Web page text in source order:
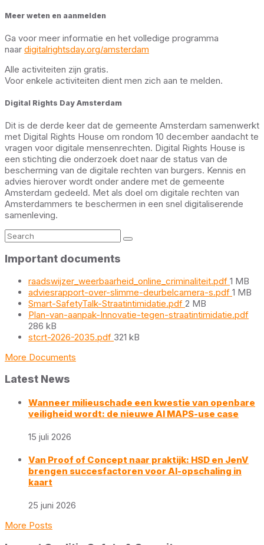
Meer weten en aanmelden
Ga voor meer informatie en het volledige programma
naar digitalrightsday.org/amsterdam
Alle activiteiten zijn gratis.
Voor enkele activiteiten dient men zich aan te melden.
Digital Rights Day Amsterdam
Dit is de derde keer dat de gemeente Amsterdam samenwerkt
met Digital Rights House om rondom 10 december aandacht te
vragen voor digitale mensenrechten. Digital Rights House is
een stichting die onderzoek doet naar de status van de
bescherming van de digitale rechten van burgers. Kennis en
advies hierover wordt onder andere met de gemeente
Amsterdam gedeeld. Met als doel om digitale rechten van
Amsterdammers te beschermen in een snel digitaliserende
samenleving.
Search:
Important documents
raadswijzer_weerbaarheid_online_criminaliteit.pdf File
size:
1 MB
adviesrapport-over-slimme-deurbelcamera-s.pdf File
1 MB
Smart-SafetyTalk-Straatintimidatie.pdf File
size:
2 MB
Plan-van-aanpak-Innovatie-tegen-straatintimidatie.pdfFile
286 kB
stcrt-2026-2035.pdf File
321 kB
More Documents
Latest News
Wanneer milieuschade een kwestie van openbare
veiligheid wordt: de nieuwe AI MAPS-use case
15 juli 2026
Van Proof of Concept naar praktijk: HSD en JenV
brengen succesfactoren voor AI-opschaling in
kaart
25 juni 2026
More Posts